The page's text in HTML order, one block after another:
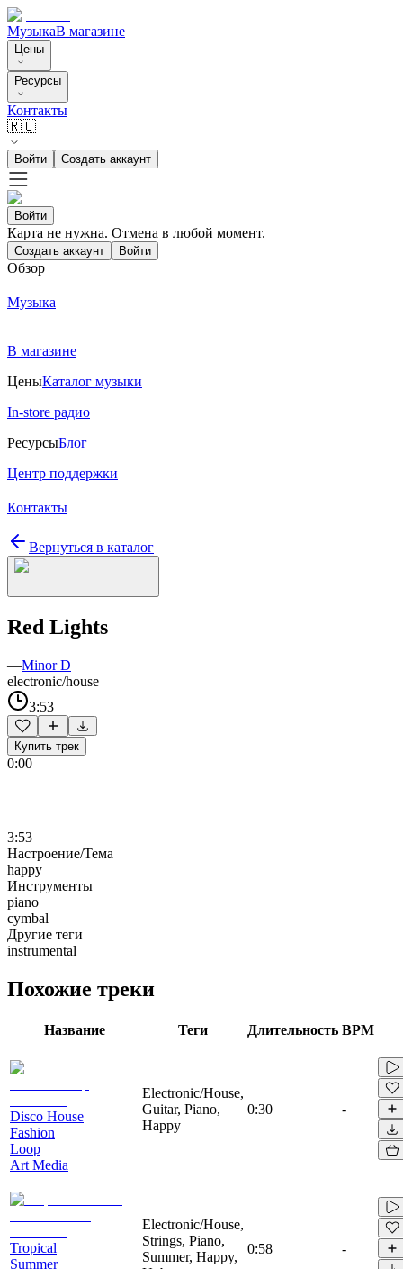
МузыкаВ магазине
Цены
Ресурсы
Контакты
🇷🇺
Войти Создать аккаунт
Войти
Карта не нужна. Отмена в любой момент.
Создать аккаунт Войти
Обзор
Музыка
В магазине
ЦеныКаталог музыки
In-store радио
РесурсыБлог
Центр поддержки
Контакты
Вернуться в каталог
Red Lights
—Minor D
electronic/house
3:53
Купить трек
0:00
3:53
Настроение/Тема
happy
Инструменты
piano
cymbal
Другие теги
instrumental
Похожие треки
Название Теги Длительность BPM
Disco House
Fashion
Loop
Art Media
Electronic/House,
Guitar, Piano,
Happy
0:30 -
Tropical
Summer
Electronic/House,
Strings, Piano,
Summer, Happy,
0:58 -